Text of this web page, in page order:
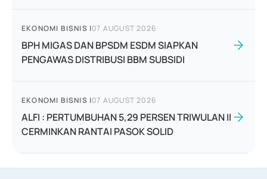
EKONOMI BISNIS |07 AUGUST 2026
BPH MIGAS DAN BPSDM ESDM SIAPKAN
PENGAWAS DISTRIBUSI BBM SUBSIDI
EKONOMI BISNIS |07 AUGUST 2026
ALFI : PERTUMBUHAN 5,29 PERSEN TRIWULAN II
CERMINKAN RANTAI PASOK SOLID